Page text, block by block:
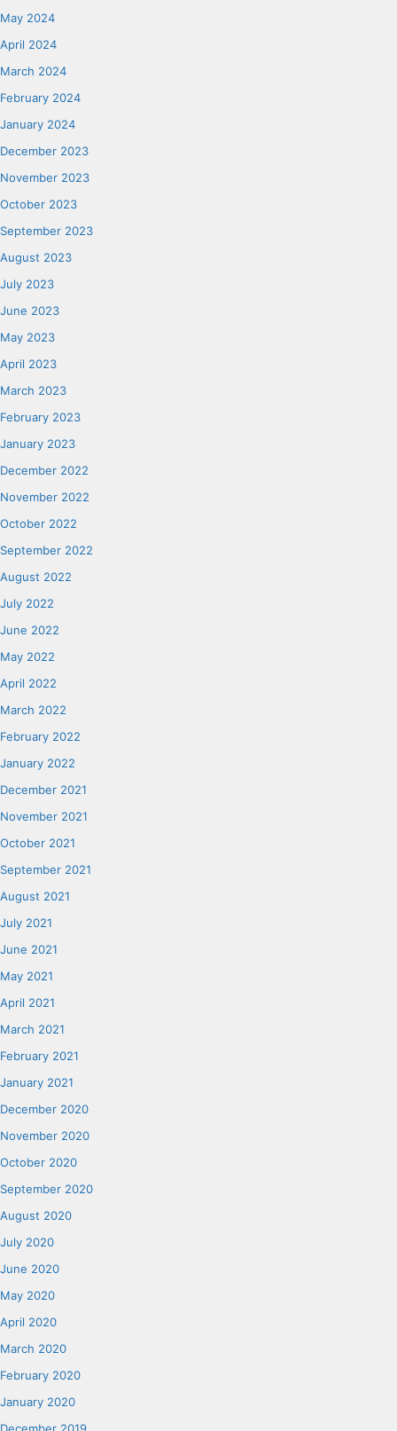
May 2024
April 2024
March 2024
February 2024
January 2024
December 2023
November 2023
October 2023
September 2023
August 2023
July 2023
June 2023
May 2023
April 2023
March 2023
February 2023
January 2023
December 2022
November 2022
October 2022
September 2022
August 2022
July 2022
June 2022
May 2022
April 2022
March 2022
February 2022
January 2022
December 2021
November 2021
October 2021
September 2021
August 2021
July 2021
June 2021
May 2021
April 2021
March 2021
February 2021
January 2021
December 2020
November 2020
October 2020
September 2020
August 2020
July 2020
June 2020
May 2020
April 2020
March 2020
February 2020
January 2020